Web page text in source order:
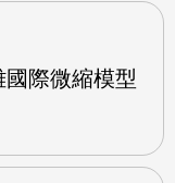
際微縮模型